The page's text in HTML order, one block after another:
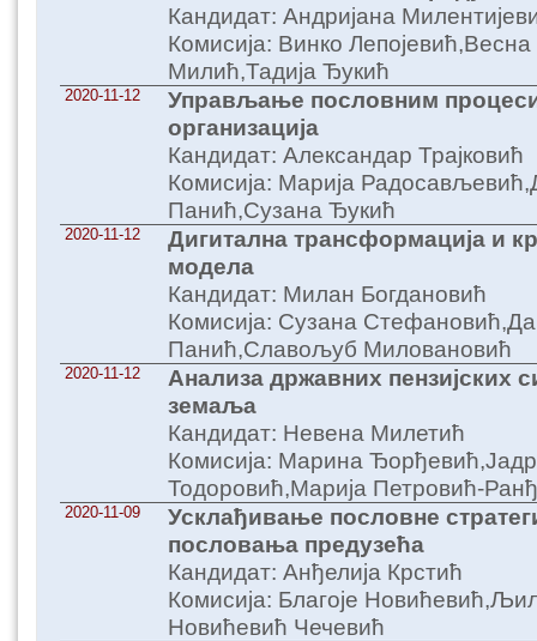
Кандидат: Андријана
Комисија: Винко
Милић,Тадија Ђукић
2020-11-12
Управљање пословним
организација
Кандидат: Александар Трајковић
Комисија: Марија
Панић,Сузана Ђукић
2020-11-12
Дигитална трансформација и
модела
Кандидат: Милан Богдановић
Комисија: Сузана
Панић,Славољуб Миловановић
2020-11-12
Анализа државних пензијских
земаља
Кандидат: Невена Милетић
Комисија: Марина
Тодоровић,Марија Петровић-
2020-11-09
Усклађивање пословне
пословања предузећа
Кандидат: Анђелија Крстић
Комисија: Благоје
Новићевић Чечевић